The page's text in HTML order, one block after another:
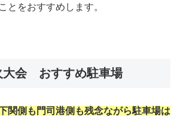
とをおすすめします。
大会 おすすめ駐車場
関側も門司港側も残念ながら駐車場は